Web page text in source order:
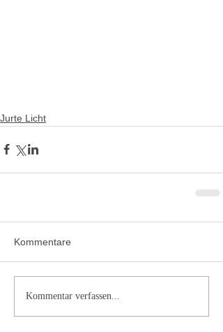
Jurte Licht
Kommentare
Kommentar verfassen...